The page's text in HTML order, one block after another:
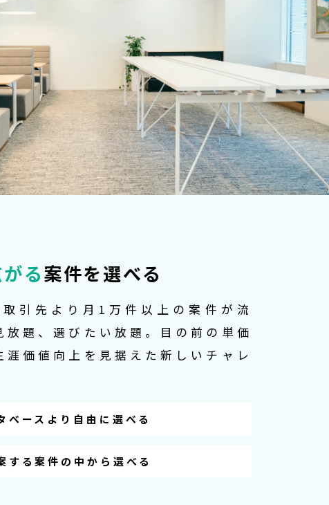
る案件を選べる
引先より月1万件以上の案件が流
放題、選びたい放題。目の前の単価
涯価値向上を見据えた新しいチャレ
ベースより自由に選べる
する案件の中から選べる